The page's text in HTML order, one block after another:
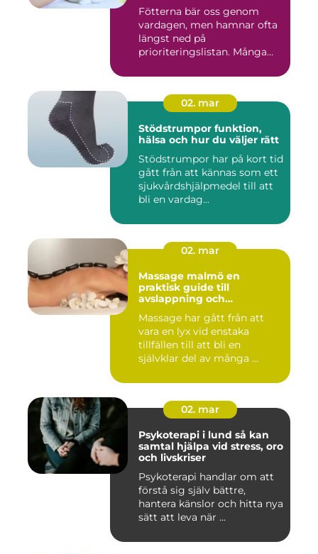
Fötterna bär oss genom
vardagen, men hamnar ofta
längst ned på
prioriteringslistan. Många
02. mar
Stödstrumpor funktion,
hälsa och hur du väljer rätt
Stödstrumpor har på kort tid
gått från att kännas som ett
sjukvårdshjälpmedel till att
bli en vardag...
02. mar
Massage malmö en
praktisk guide till
avslappning och
Massage har gått från att
vara en lyx vid enstaka
tillfällen till att bli en
självklar del av många ...
02. mar
Psykoterapi i lund så kan
samtal hjälpa vid stress, oro
och livskriser
Psykoterapi handlar om att
förstå sig själv bättre,
hantera känslor och hitta nya
sätt att leva när ...